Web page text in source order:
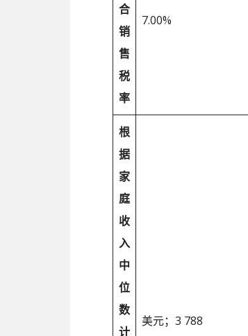
合
销
售
税
率
7.00%
根
据
家
庭
收
入
中
位
数
计
美元；3 788